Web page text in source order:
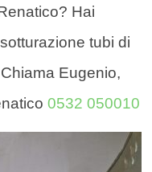
Hai
tubi di
Eugenio,
0532 050010